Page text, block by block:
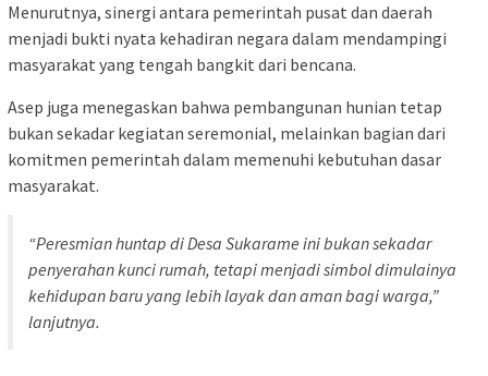
Menurutnya, sinergi antara pemerintah pusat dan daerah
menjadi bukti nyata kehadiran negara dalam mendampingi
masyarakat yang tengah bangkit dari bencana.
Asep juga menegaskan bahwa pembangunan hunian tetap
bukan sekadar kegiatan seremonial, melainkan bagian dari
komitmen pemerintah dalam memenuhi kebutuhan dasar
masyarakat.
“Peresmian huntap di Desa Sukarame ini bukan sekadar
penyerahan kunci rumah, tetapi menjadi simbol dimulainya
kehidupan baru yang lebih layak dan aman bagi warga,”
lanjutnya.